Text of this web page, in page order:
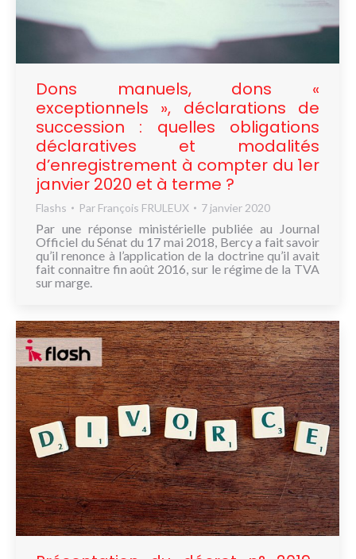
Dons manuels, dons «
exceptionnels », déclarations de
succession : quelles obligations
déclaratives et modalités
d’enregistrement à compter du 1er
janvier 2020 et à terme ?
Flashs Par François FRULEUX 7 janvier 2020
Par une réponse ministérielle publiée au Journal
Officiel du Sénat du 17 mai 2018, Bercy a fait savoir
qu’il renonce à l’application de la doctrine qu’il avait
fait connaitre fin août 2016, sur le régime de la TVA
sur marge.